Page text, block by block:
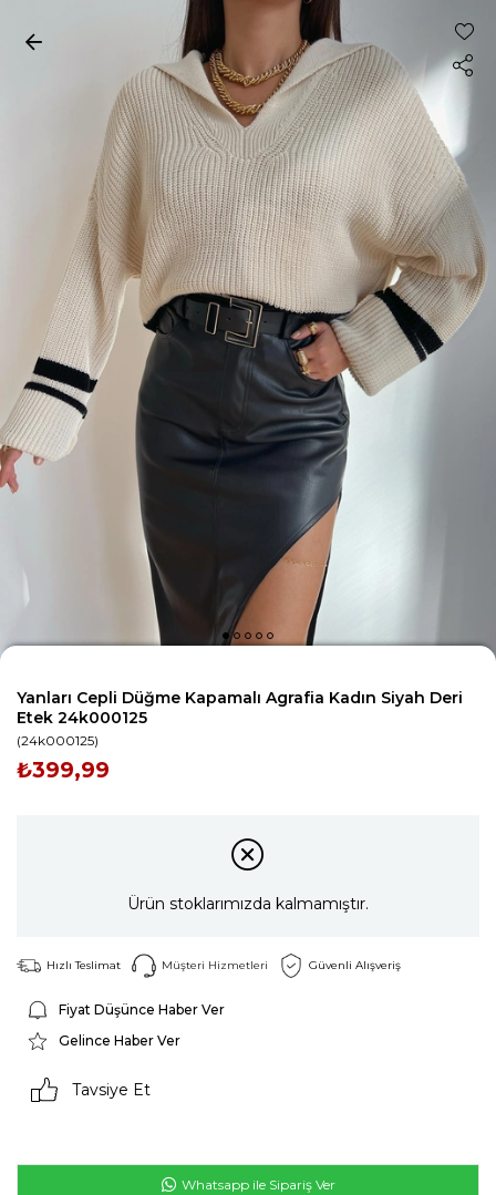
Yanları Cepli Düğme Kapamalı Agrafia Kadın Siyah Deri
Etek 24k000125
(24k000125)
₺399,99
Ürün stoklarımızda kalmamıştır.
Hızlı Teslimat Müşteri Hizmetleri Güvenli Alışveriş
Fiyat Düşünce Haber Ver
Gelince Haber Ver
Tavsiye Et
Whatsapp ile Sipariş Ver